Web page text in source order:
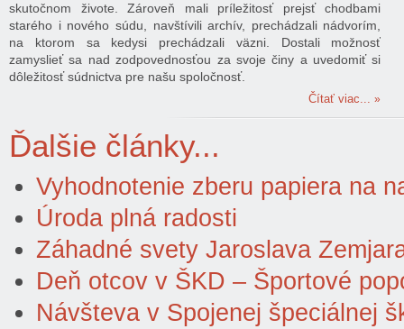
skutočnom živote. Zároveň mali príležitosť prejsť chodbami
starého i nového súdu, navštívili archív, prechádzali nádvorím,
na ktorom sa kedysi prechádzali väzni. Dostali možnosť
zamyslieť sa nad zodpovednosťou za svoje činy a uvedomiť si
dôležitosť súdnictva pre našu spoločnosť.
Čítať viac...
Ďalšie články...
Vyhodnotenie zberu papiera na
Úroda plná radosti
Záhadné svety Jaroslava
Deň otcov v ŠKD – Športové
Návšteva v Spojenej špeciálnej